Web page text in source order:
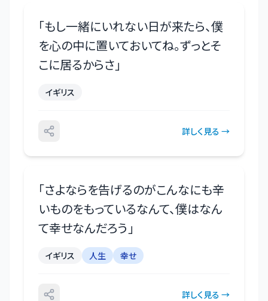
「もし一緒にいれない日が来たら、僕
を心の中に置いておいてね。ずっとそ
こに居るからさ 」
イギリス
詳しく見る →
「さよならを告げるのがこんなにも辛
いものをもっているなんて、僕はなん
て幸せなんだろう 」
イギリス 人生 幸せ
詳しく見る →